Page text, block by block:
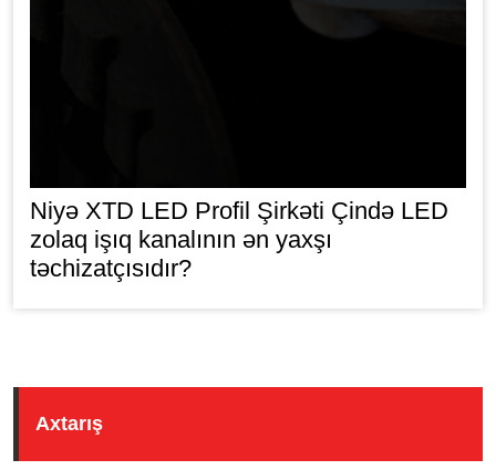
Niyə XTD LED Profil Şirkəti Çində LED
zolaq işıq kanalının ən yaxşı
təchizatçısıdır?
Axtarış